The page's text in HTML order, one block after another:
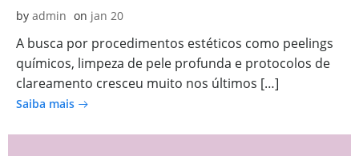
by admin on jan 20
A busca por procedimentos estéticos como peelings
químicos, limpeza de pele profunda e protocolos de
clareamento cresceu muito nos últimos […]
Saiba mais